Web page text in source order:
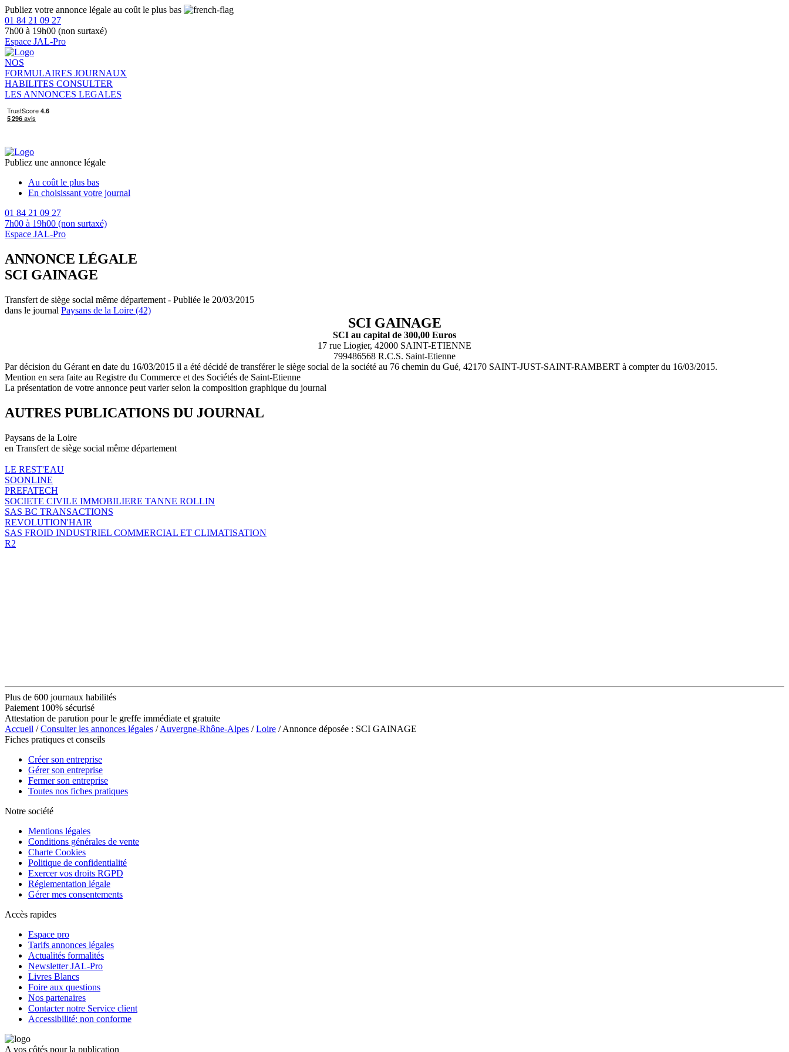
Publiez votre annonce légale au coût le plus bas
01 84 21 09 27
7h00 à 19h00 (non surtaxé)
Espace JAL-Pro
NOS
FORMULAIRES JOURNAUX
HABILITES CONSULTER
LES ANNONCES LEGALES
Publiez une annonce légale
Au coût le plus bas
En choisissant votre journal
01 84 21 09 27
7h00 à 19h00 (non surtaxé)
Espace JAL-Pro
ANNONCE LÉGALE
SCI GAINAGE
Transfert de siège social même département - Publiée le 20/03/2015
dans le journal Paysans de la Loire (42)
SCI GAINAGE
SCI au capital de 300,00 Euros
17 rue Liogier, 42000 SAINT-ETIENNE
799486568 R.C.S. Saint-Etienne
Par décision du Gérant en date du 16/03/2015 il a été décidé de transférer le siège social de la société au 76 chemin du Gué, 42170 SAINT-JUST-SAINT-RAMBERT à compter du 16/03/2015.
Mention en sera faite au Registre du Commerce et des Sociétés de Saint-Etienne
La présentation de votre annonce peut varier selon la composition graphique du journal
AUTRES PUBLICATIONS DU JOURNAL
Paysans de la Loire
en Transfert de siège social même département
LE REST'EAU
SOONLINE
PREFATECH
SOCIETE CIVILE IMMOBILIERE TANNE ROLLIN
SAS BC TRANSACTIONS
REVOLUTION'HAIR
SAS FROID INDUSTRIEL COMMERCIAL ET CLIMATISATION
R2
Plus de 600 journaux habilités
Paiement 100% sécurisé
Attestation de parution pour le greffe immédiate et gratuite
Accueil /Consulter les annonces légales /Auvergne-Rhône-Alpes /Loire / Annonce déposée : SCI GAINAGE
Fiches pratiques et conseils
Créer son entreprise
Gérer son entreprise
Fermer son entreprise
Toutes nos fiches pratiques
Notre société
Mentions légales
Conditions générales de vente
Charte Cookies
Politique de confidentialité
Exercer vos droits RGPD
Réglementation légale
Gérer mes consentements
Accès rapides
Espace pro
Tarifs annonces légales
Actualités formalités
Newsletter JAL-Pro
Livres Blancs
Foire aux questions
Nos partenaires
Contacter notre Service client
Accessibilité: non conforme
A vos côtés pour la publication